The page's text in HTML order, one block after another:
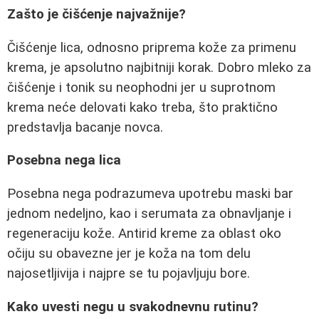
Zašto je čišćenje najvažnije?
Čišćenje lica, odnosno priprema kože za primenu
krema, je apsolutno najbitniji korak. Dobro mleko za
čišćenje i tonik su neophodni jer u suprotnom
krema neće delovati kako treba, što praktično
predstavlja bacanje novca.
Posebna nega lica
Posebna nega podrazumeva upotrebu maski bar
jednom nedeljno, kao i serumata za obnavljanje i
regeneraciju kože. Antirid kreme za oblast oko
očiju su obavezne jer je koža na tom delu
najosetljivija i najpre se tu pojavljuju bore.
Kako uvesti negu u svakodnevnu rutinu?